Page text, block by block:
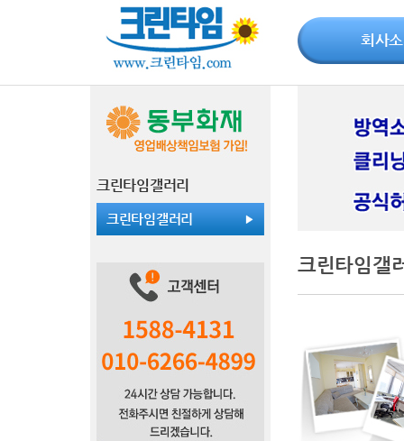
회사
크린타임갤러리
크린타임갤러리
크린타임갤